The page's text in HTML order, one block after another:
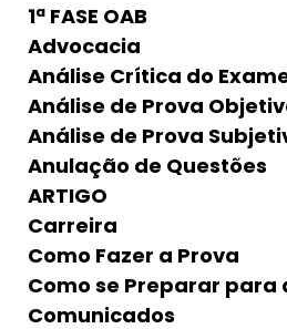
1ª FASE OAB
Advocacia
Análise Crítica do
Análise de Prova
Análise de Prova
Anulação de Questões
ARTIGO
Carreira
Como Fazer a Prova
Como se Preparar para
Comunicados